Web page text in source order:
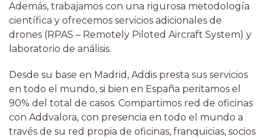
Además, trabajamos con una rigurosa metodología
científica y ofrecemos servicios adicionales de
drones (RPAS – Remotely Piloted Aircraft System) y
laboratorio de análisis.
Desde su base en Madrid, Addis presta sus servicios
en todo el mundo, si bien en España peritamos el
90% del total de casos. Compartimos red de oficinas
con Addvalora, con presencia en todo el mundo a
través de su red propia de oficinas, franquicias, socios